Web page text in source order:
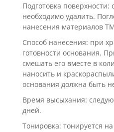
Подготовка
необходимо удалить.
нанесения материалов
Способ нанесения: при
готовности основания.
смешать его вместе в
наносить и
основания должна быть
Время высыхания:
дней.
Тонировка: тонируется